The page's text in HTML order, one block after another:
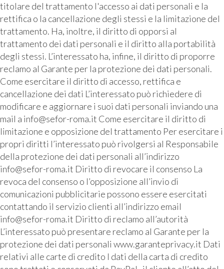
titolare del trattamento l'accesso ai dati personali e la
rettifica o la cancellazione degli stessi e la limitazione del
trattamento. Ha, inoltre, il diritto di opporsi al
trattamento dei dati personali e il diritto alla portabilità
degli stessi. L’interessato ha, infine, il diritto di proporre
reclamo al Garante per la protezione dei dati personali.
Come esercitare il diritto di accesso, rettifica e
cancellazione dei dati L’interessato può richiedere di
modificare e aggiornare i suoi dati personali inviando una
mail a info@sefor-roma.it Come esercitare il diritto di
limitazione e opposizione del trattamento Per esercitare i
propri diritti l’interessato può rivolgersi al Responsabile
della protezione dei dati personali all’indirizzo
info@sefor-roma.it Diritto di revocare il consenso La
revoca del consenso o l’opposizione all’invio di
comunicazioni pubblicitarie possono essere esercitati
contattando il servizio clienti all’indirizzo email
info@sefor-roma.it Diritto di reclamo all’autorità
L’interessato può presentare reclamo al Garante per la
protezione dei dati personali www.garanteprivacy.it Dati
relativi alle carte di credito I dati della carta di credito